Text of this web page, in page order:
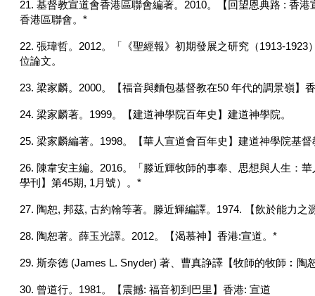
21. 基督教宣道會香港區聯會編著。2010。【回望恩典路 : 香
香港區聯會。*
22. 張瑋哲。2012。「《聖經報》初期發展之研究（1913-
位論文。
23. 梁家麟。2000。【福音與麵包基督教在50 年代的調景嶺】
24. 梁家麟著。1999。【建道神學院百年史】建道神學院。
25. 梁家麟編著。1998。【華人宣道會百年史】建道神學院基
26. 陳韋安主編。2016。「滕近輝牧師的事奉、思想與人生：
學刊】第45期, 1月號）。*
27. 陶恕, 邦茲, 古約翰等著。滕近輝編譯。1974. 【飲於能力之
28. 陶恕著。薛玉光譯。2012。【渴慕神】香港:宣道。*
29. 斯奈德 (James L. Snyder) 著、曹真諍譯【牧師的牧師︰陶
30. 曾道行。1981。【震撼: 福音初到巴里】香港: 宣道